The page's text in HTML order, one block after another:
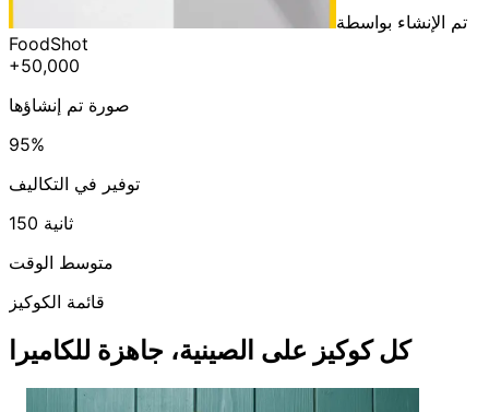
تم الإنشاء بواسطة
FoodShot
+50,000
صورة تم إنشاؤها
95%
توفير في التكاليف
150 ثانية
متوسط الوقت
قائمة الكوكيز
كل كوكيز على الصينية، جاهزة للكاميرا